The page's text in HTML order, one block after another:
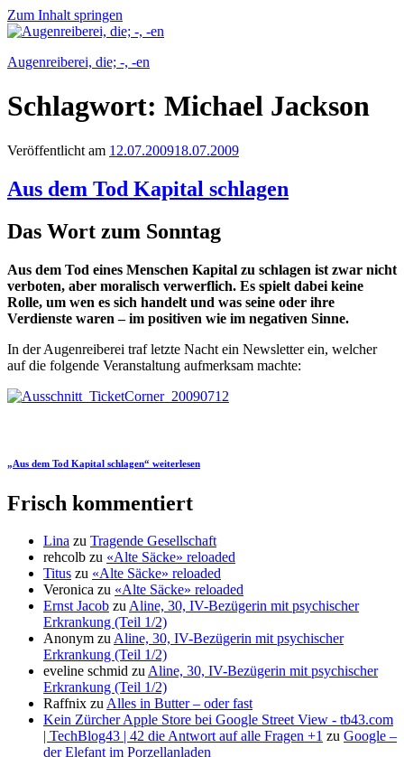
Zum Inhalt springen
Augenreiberei, die; -, -en
Schlagwort: Michael Jackson
Veröffentlicht am 12.07.200918.07.2009
Aus dem Tod Kapital schlagen
Das Wort zum Sonntag
Aus dem Tod eines Menschen Kapital zu schlagen ist zwar nicht
verboten, aber moralisch verwerflich. Es spielt dabei keine
Rolle, um wen es sich handelt und was seine oder ihre
Verdienste waren – im positiven wie im negativen Sinne.
In der Augenreiberei traf letzte Nacht ein Newsletter ein, welcher
auf die folgende Veranstaltung aufmerksam machte:
„Aus dem Tod Kapital schlagen“ weiterlesen
Frisch kommentiert
Lina zu Tragende Gesellschaft
rehcolb zu «Alte Säcke» reloaded
Titus zu «Alte Säcke» reloaded
Veronica zu «Alte Säcke» reloaded
Ernst Jacob zuAline, 30, IV-Bezügerin mit psychischer
Erkrankung (Teil 1/2)
Anonym zuAline, 30, IV-Bezügerin mit psychischer
Erkrankung (Teil 1/2)
eveline schmid zuAline, 30, IV-Bezügerin mit psychischer
Erkrankung (Teil 1/2)
Raffnix zuAlles in Butter – oder fast
Kein Zürcher Apple Store bei Google Street View - tb43.com
| TechBlog43 | 42 die Antwort auf alle Fragen +1 zu Google –
der Elefant im Porzellanladen